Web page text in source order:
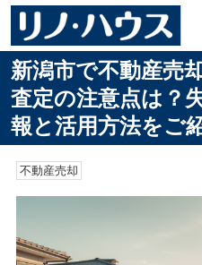
新潟市で不動産売
査定の注意点は？
報と活用方法をご
不動産売却